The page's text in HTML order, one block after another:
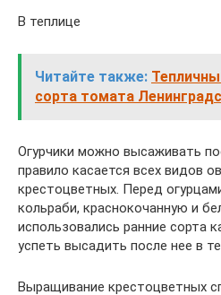
В теплице
Читайте также:
сорта томата
Огурчики можно высаживать
правило касается всех видов
крестоцветных. Перед
кольраби, краснокочанную и
использовались ранние сорта
успеть высадить после нее в
Выращивание крестоцветных